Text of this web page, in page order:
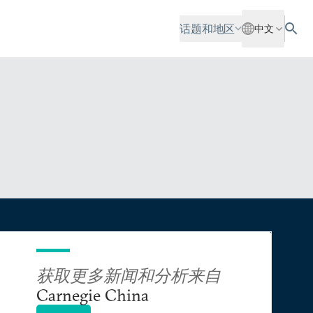
话题和地区 中文
获取更多新闻和分析来自
Carnegie China